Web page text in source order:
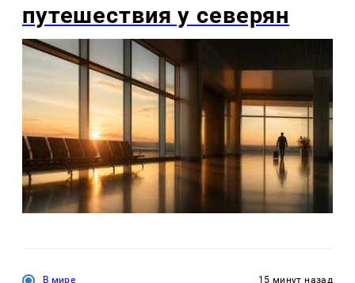
путешествия у северян
В мире 15 минут назад